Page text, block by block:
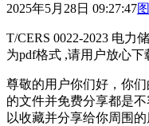
2025年5月28日 09:27:47
T/CERS 0022-2023 电力
为pdf格式 ,请用户放心下
尊敬的用户你们好，你
的文件并免费分享都是
以收藏并分享给你周围的